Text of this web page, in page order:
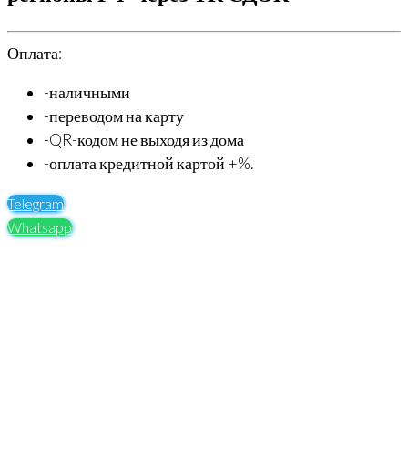
Оплата:
-наличными
-переводом на карту
-QR-кодом не выходя из дома
-оплата кредитной картой +%.
Telegram
Whatsapp